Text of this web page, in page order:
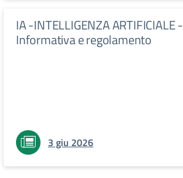
IA -INTELLIGENZA ARTIFICIALE -
Informativa e regolamento
3 giu 2026